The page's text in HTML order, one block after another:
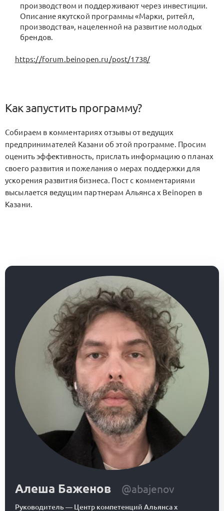
производством и поддерживают через инвестиции.
Описание якутской программы «Марки, ритейл,
производства», нацеленной на развитие молодых
брендов.
https://forum.beinopen.ru/post/1738/
Как запустить программу?
Собираем в комментариях отзывы от ведущих
предпринимателей Казани об этой программе. Просим
оценить эффективность, прислать информацию о планах
своего развития и пожелания о мерах поддержки для
ускорения развития бизнеса. Пост с комментариями
высылается ведущим партнерам Альянса x Beinopen в
Казани.
Алеша Баженов @abajenov
Руководитель— Центр компетенций Альянса x